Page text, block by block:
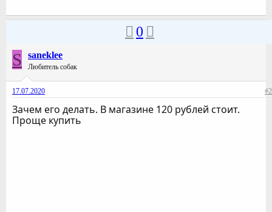
0
S saneklee
Любитель собак
17.07.2020 #2
Зачем его делать. В магазине 120 рублей стоит.
Проще купить